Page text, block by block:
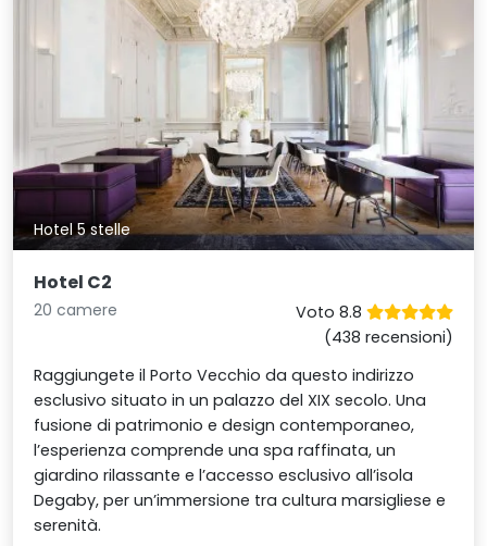
Hotel 5 stelle
Hotel C2
20 camere
Voto 8.8
(438 recensioni)
Raggiungete il Porto Vecchio da questo indirizzo
esclusivo situato in un palazzo del XIX secolo. Una
fusione di patrimonio e design contemporaneo,
l’esperienza comprende una spa raffinata, un
giardino rilassante e l’accesso esclusivo all’isola
Degaby, per un’immersione tra cultura marsigliese e
serenità.